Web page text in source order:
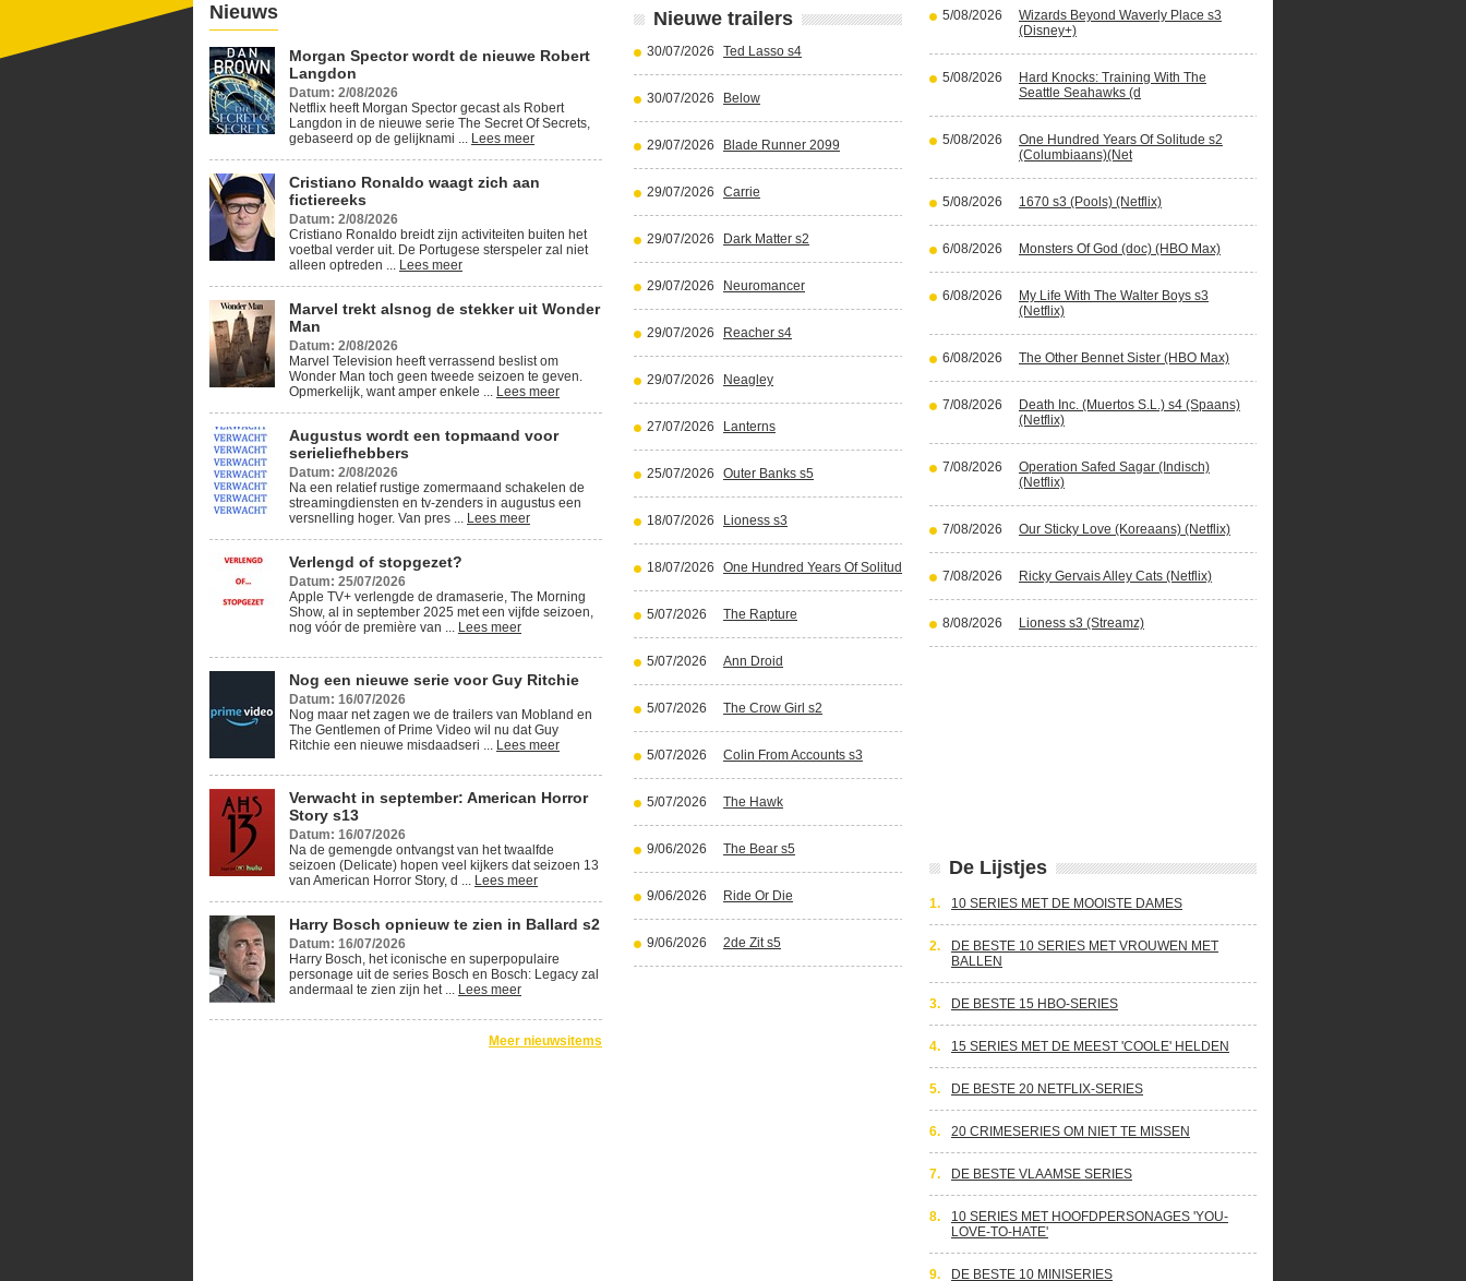
Nieuws
Morgan Spector wordt de nieuwe Robert
Langdon
Datum: 2/08/2026
Netflix heeft Morgan Spector gecast als Robert
Langdon in de nieuwe serie The Secret Of Secrets,
gebaseerd op de gelijknami ... Lees meer
Cristiano Ronaldo waagt zich aan
fictiereeks
Datum: 2/08/2026
Cristiano Ronaldo breidt zijn activiteiten buiten het
voetbal verder uit. De Portugese sterspeler zal niet
alleen optreden ... Lees meer
Marvel trekt alsnog de stekker uit Wonder
Man
Datum: 2/08/2026
Marvel Television heeft verrassend beslist om
Wonder Man toch geen tweede seizoen te geven.
Opmerkelijk, want amper enkele ... Lees meer
Augustus wordt een topmaand voor
serieliefhebbers
Datum: 2/08/2026
Na een relatief rustige zomermaand schakelen de
streamingdiensten en tv-zenders in augustus een
versnelling hoger. Van pres ... Lees meer
Verlengd of stopgezet?
Datum: 25/07/2026
Apple TV+ verlengde de dramaserie, The Morning
Show, al in september 2025 met een vijfde seizoen,
nog vóór de première van ... Lees meer
Nog een nieuwe serie voor Guy Ritchie
Datum: 16/07/2026
Nog maar net zagen we de trailers van Mobland en
The Gentlemen of Prime Video wil nu dat Guy
Ritchie een nieuwe misdaadseri ... Lees meer
Verwacht in september: American Horror
Story s13
Datum: 16/07/2026
Na de gemengde ontvangst van het twaalfde
seizoen (Delicate) hopen veel kijkers dat seizoen 13
van American Horror Story, d ... Lees meer
Harry Bosch opnieuw te zien in Ballard s2
Datum: 16/07/2026
Harry Bosch, het iconische en superpopulaire
personage uit de series Bosch en Bosch: Legacy zal
andermaal te zien zijn het ... Lees meer
Meer nieuwsitems
Nieuwe trailers
30/07/2026 Ted Lasso s4
30/07/2026 Below
29/07/2026 Blade Runner 2099
29/07/2026 Carrie
29/07/2026 Dark Matter s2
29/07/2026 Neuromancer
29/07/2026 Reacher s4
29/07/2026 Neagley
27/07/2026 Lanterns
25/07/2026 Outer Banks s5
18/07/2026 Lioness s3
18/07/2026 One Hundred Years Of Solitude part 2
5/07/2026 The Rapture
5/07/2026 Ann Droid
5/07/2026 The Crow Girl s2
5/07/2026 Colin From Accounts s3
5/07/2026 The Hawk
9/06/2026 The Bear s5
9/06/2026 Ride Or Die
9/06/2026 2de Zit s5
5/08/2026
Wizards Beyond Waverly Place s3
(Disney+)
5/08/2026
Hard Knocks: Training With The
Seattle Seahawks (d
5/08/2026
One Hundred Years Of Solitude s2
(Columbiaans)(Net
5/08/2026 1670 s3 (Pools) (Netflix)
6/08/2026 Monsters Of God (doc) (HBO Max)
6/08/2026
My Life With The Walter Boys s3
(Netflix)
6/08/2026 The Other Bennet Sister (HBO Max)
7/08/2026
Death Inc. (Muertos S.L.) s4 (Spaans)
(Netflix)
7/08/2026
Operation Safed Sagar (Indisch)
(Netflix)
7/08/2026 Our Sticky Love (Koreaans) (Netflix)
7/08/2026 Ricky Gervais Alley Cats (Netflix)
8/08/2026 Lioness s3 (Streamz)
De Lijstjes
1. 10 SERIES MET DE MOOISTE DAMES
2.
DE BESTE 10 SERIES MET VROUWEN MET
BALLEN
3. DE BESTE 15 HBO-SERIES
4. 15 SERIES MET DE MEEST 'COOLE' HELDEN
5. DE BESTE 20 NETFLIX-SERIES
6. 20 CRIMESERIES OM NIET TE MISSEN
7. DE BESTE VLAAMSE SERIES
8.
10 SERIES MET HOOFDPERSONAGES 'YOU-
LOVE-TO-HATE'
9. DE BESTE 10 MINISERIES